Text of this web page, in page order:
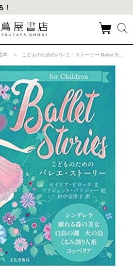
本 > こどものためのバレエ・ストーリー Ballet Stories (日本語) 大型本の商品詳細